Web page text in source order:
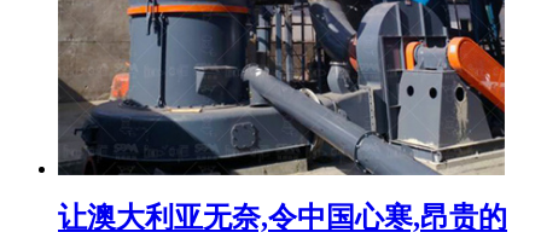
让澳大利亚无奈,令中国心寒,昂贵的